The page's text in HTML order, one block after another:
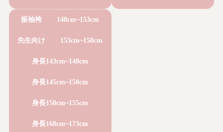
振袖袴 148cm~153cm
先生向け 153cm~158cm
身長143cm~148cm
身長145cm~150cm
身長150cm~155cm
身長168cm~173cm